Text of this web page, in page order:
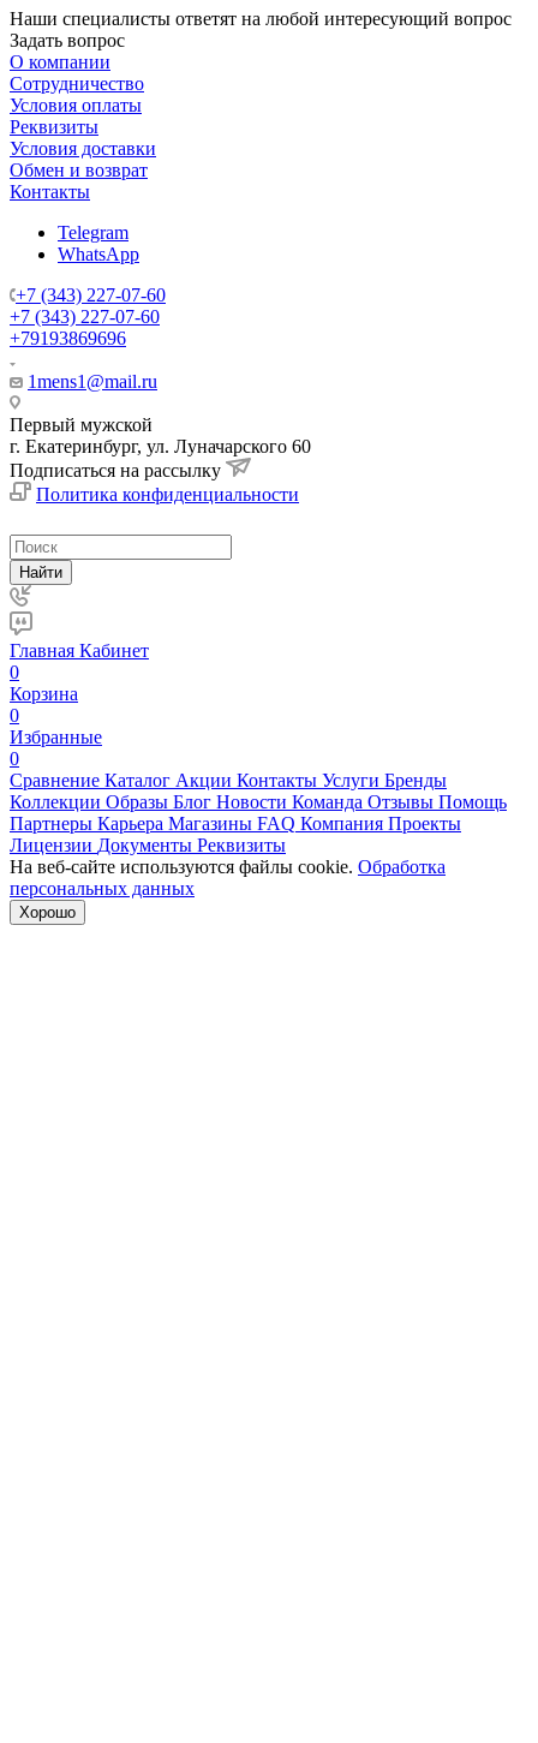
Наши специалисты ответят на любой интересующий вопрос
Задать вопрос
О компании
Сотрудничество
Условия оплаты
Реквизиты
Условия доставки
Обмен и возврат
Контакты
Telegram
WhatsApp
+7 (343) 227-07-60
+7 (343) 227-07-60
+79193869696
1mens1@mail.ru
Первый мужской
г. Екатеринбург, ул. Луначарского 60
Подписаться на рассылку
Политика конфиденциальности
Найти
Главная Кабинет
0
Корзина
0
Избранные
0
Сравнение Каталог Акции Контакты Услуги Бренды
Коллекции Образы Блог Новости Команда Отзывы Помощь
Партнеры Карьера Магазины FAQ Компания Проекты
Лицензии Документы Реквизиты
На веб-сайте используются файлы cookie. Обработка
персональных данных
Хорошо